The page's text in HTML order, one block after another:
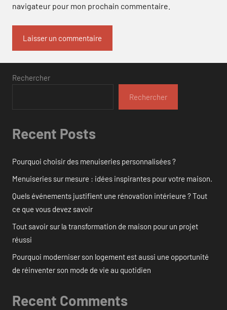
navigateur pour mon prochain commentaire.
Rechercher
Rechercher
Recent Posts
Pourquoi choisir des menuiseries personnalisées ?
Menuiseries sur mesure : idées inspirantes pour votre maison.
Quels événements justifient une rénovation intérieure ? Tout
ce que vous devez savoir
Tout savoir sur la transformation de maison pour un projet
réussi
Pourquoi moderniser son logement est aussi une opportunité
de réinventer son mode de vie au quotidien
Recent Comments